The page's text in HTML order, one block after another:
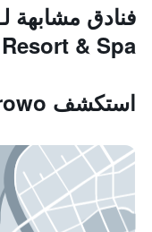
Resort & Spa
استكشف Kromerowo